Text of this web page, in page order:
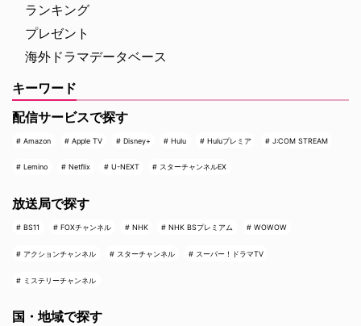
ランキング
プレゼント
海外ドラマデータベース
キーワード
配信サービスで探す
Amazon Apple TV Disney+ Hulu Huluプレミア J:COM STREAM
Lemino Netflix U-NEXT スターチャンネルEX
放送局で探す
BS11 FOXチャンネル NHK NHK BSプレミアム WOWOW
アクションチャンネル スターチャンネル スーパー！ドラマTV
ミステリーチャンネル
国・地域で探す